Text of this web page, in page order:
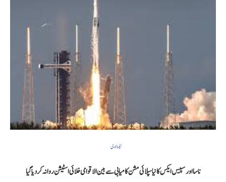
ٹیکنالوجی
ناسا اور سپیس ایکس کا نیا سپلائی مشن کامیابی سے بین الاقوامی خلائی اسٹیشن روانہ کر دیا گیا